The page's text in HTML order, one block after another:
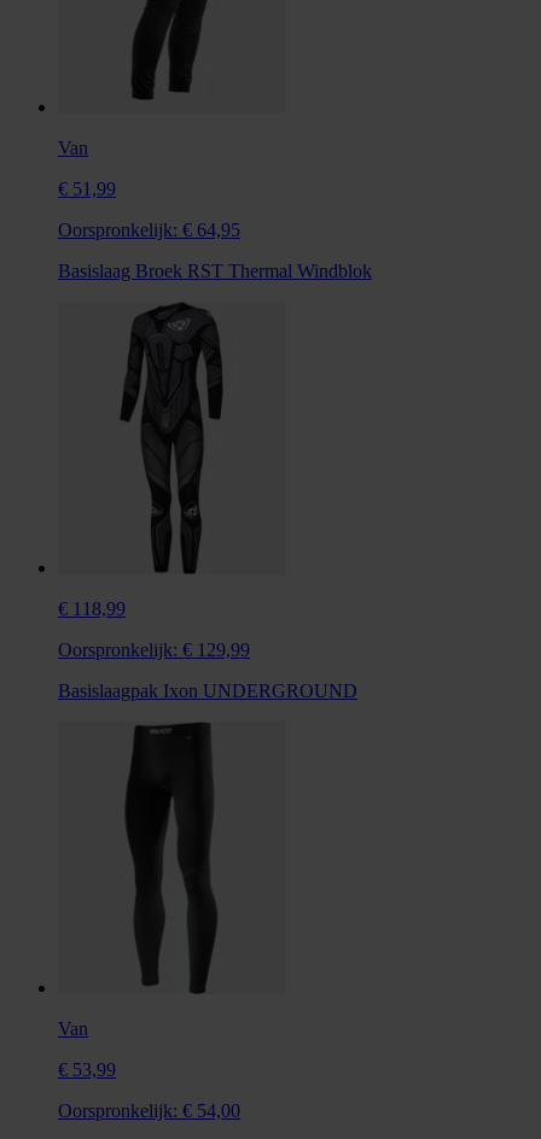
Van
€ 51,99
Oorspronkelijk: € 64,95
Basislaag Broek RST Thermal Windblok
€ 118,99
Oorspronkelijk: € 129,99
Basislaagpak Ixon UNDERGROUND
Van
€ 53,99
Oorspronkelijk: € 54,00